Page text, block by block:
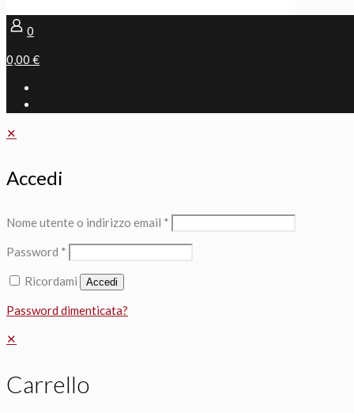
0
0,00 €
✕
Accedi
Nome utente o indirizzo email *
Password *
Ricordami Accedi
Password dimenticata?
✕
Carrello